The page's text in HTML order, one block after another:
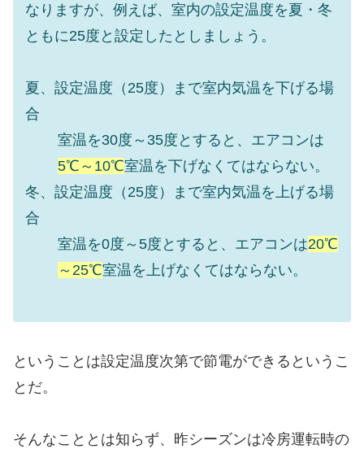
なりますが、例えば、室内の設定温度を夏・冬
ともに25度と設定したとしましょう。
夏、設定温度（25度）まで室内気温を下げる場
合
室温を30度～35度とすると、エアコンは
5℃～10℃室温を下げなくてはならない。
冬、設定温度（25度）まで室内気温を上げる場
合
室温を0度～5度とすると、エアコンは20℃
～25℃室温を上げなくてはならない。
ということは設定温度次第で節電ができるというこ
とだ。
そんなこととは知らず、昨シーズンは冷房運転時の